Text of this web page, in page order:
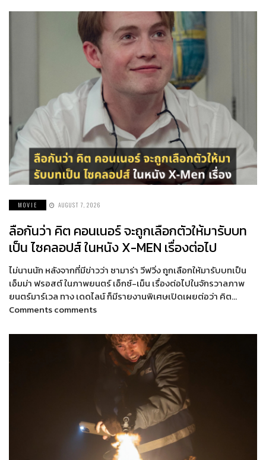
MOVIE AUGUST 7, 2026
ลือกันว่า คิต คอนเนอร์ จะถูกเลือกตัวให้มารับบท
เป็น ไซคลอปส์ ในหนัง X-MEN เรื่องต่อไป
ไม่นานนัก หลังจากที่มีข่าวว่า ซามาร่า วีฟวิ่ง ถูกเลือกให้มารับบทเป็น
เอ็มม่า ฟรอสต์ ในภาพยนตร์ เอ็กซ์-เม็น เรื่องต่อไปในจักรวาลภาพ
ยนตร์มาร์เวล ทาง เดดไลน์ ก็มีรายงานพิเศษเปิดเผยต่อว่า คิต…
Comments comments